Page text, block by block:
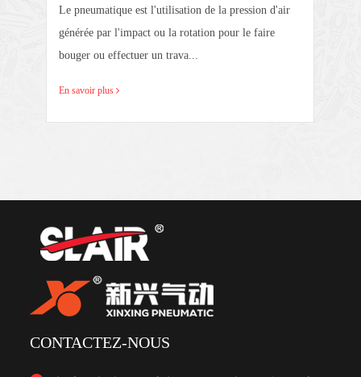
Le pneumatique est l'utilisation de la pression d'air
générée par l'impact ou la rotation pour le faire
bouger ou effectuer un trava...
En savoir plus
CONTACTEZ-NOUS